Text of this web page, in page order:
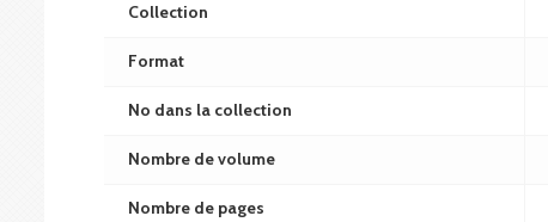
Collection
Format
No dans la collection
Nombre de volume
Nombre de pages